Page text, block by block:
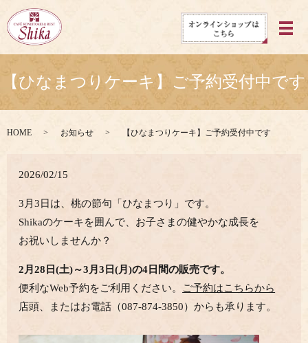
メ
【ひなまつりケーキ】ご予約受付中です
HOME お知らせ 【ひなまつりケーキ】ご予約受付中です
2026/02/15
3月3日は、桃の節句「ひなまつり」です。
Shikaのケーキを囲んで、お子さまの健やかな成長を
お祝いしませんか？
2月28日(土)～3月3日(月)の4日間の販売です。
便利なWeb予約をご利用ください。
ご予約はこちらから
店頭、またはお電話（087-874-3850）からも承ります。